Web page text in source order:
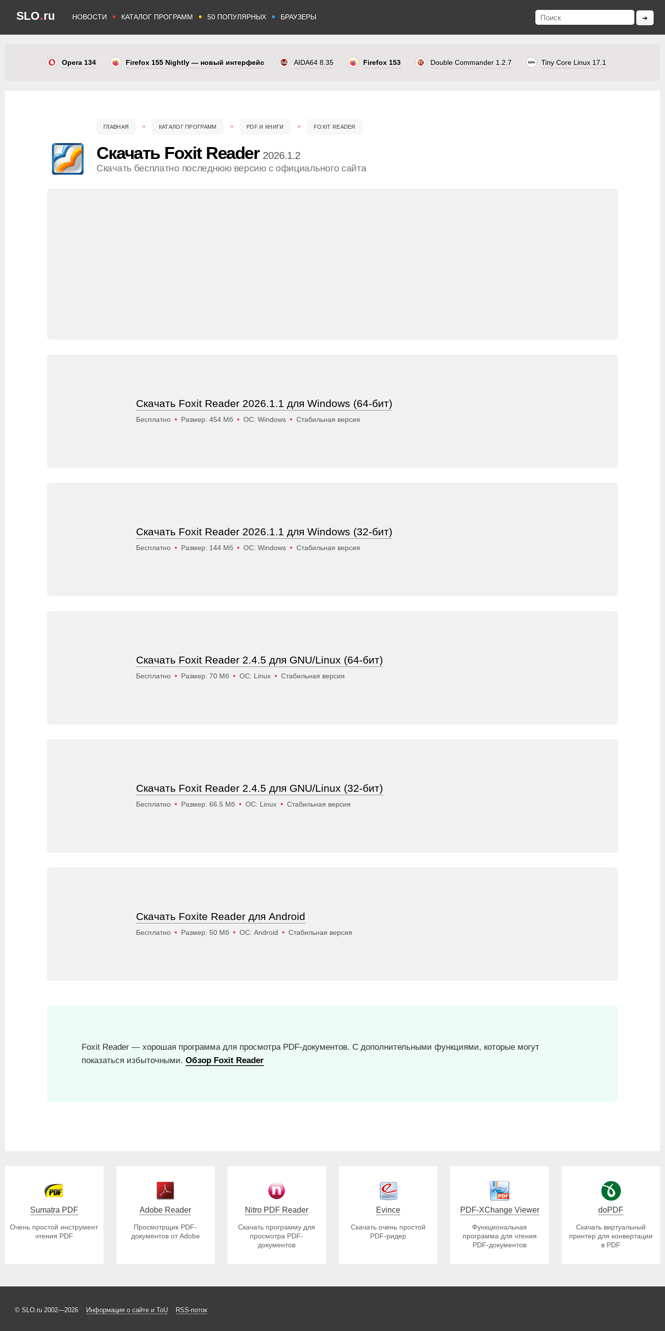
SLO.ru НОВОСТИ • КАТАЛОГ ПРОГРАММ • 50 ПОПУЛЯРНЫХ • БРАУЗЕРЫ
Opera 134 Firefox 155 Nightly — новый интерфейс AIDA64 8.35 Firefox 153 Double Commander 1.2.7 Tiny Core Linux 17.1
ГЛАВНАЯ КАТАЛОГ ПРОГРАММ PDF И КНИГИ FOXIT READER
Скачать Foxit Reader 2026.1.2
Скачать бесплатно последнюю версию с официального сайта
Скачать Foxit Reader 2026.1.1 для Windows (64-бит)
Бесплатно • Размер: 454 Мб • ОС: Windows • Стабильная версия
Скачать Foxit Reader 2026.1.1 для Windows (32-бит)
Бесплатно • Размер: 144 Мб • ОС: Windows • Стабильная версия
Скачать Foxit Reader 2.4.5 для GNU/Linux (64-бит)
Бесплатно • Размер: 70 Мб • ОС: Linux • Стабильная версия
Скачать Foxit Reader 2.4.5 для GNU/Linux (32-бит)
Бесплатно • Размер: 66.5 Мб • ОС: Linux • Стабильная версия
Скачать Foxite Reader для Android
Бесплатно • Размер: 50 Мб • ОС: Android • Стабильная версия
Foxit Reader — хорошая программа для просмотра PDF-документов. С дополнительными функциями, которые могут
показаться избыточными. Обзор Foxit Reader
Sumatra PDF
Очень простой инструмент
чтения PDF
Adobe Reader
Просмотрщик PDF-
документов от Adobe
Nitro PDF Reader
Скачать программу для
просмотра PDF-
документов
Evince
Скачать очень простой
PDF-ридер
PDF-XChange Viewer
Функциональная
программа для чтения
PDF-документов
doPDF
Скачать виртуальный
принтер для конвертации
в PDF
© SLO.ru 2002—2026 Информация о сайте и ToU RSS-поток